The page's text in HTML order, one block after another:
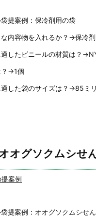
提案例：保冷剤用の袋
な内容物を入れるか？→保冷剤
適したビニールの材質は？
？→1個
適した袋のサイズは？→85ミ
オグソクムシせ
案例
提案例：オオグソクムシせ